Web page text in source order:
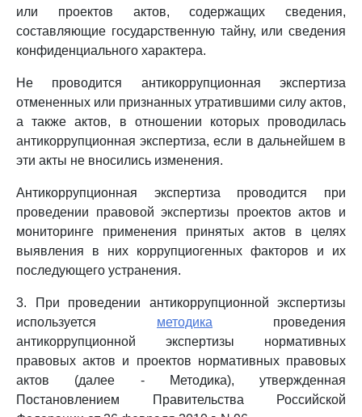
или проектов актов, содержащих сведения,
составляющие государственную тайну, или сведения
конфиденциального характера.
Не проводится антикоррупционная экспертиза
отмененных или признанных утратившими силу актов,
а также актов, в отношении которых проводилась
антикоррупционная экспертиза, если в дальнейшем в
эти акты не вносились изменения.
Антикоррупционная экспертиза проводится при
проведении правовой экспертизы проектов актов и
мониторинге применения принятых актов в целях
выявления в них коррупциогенных факторов и их
последующего устранения.
3. При проведении антикоррупционной экспертизы
используется методика проведения
антикоррупционной экспертизы нормативных
правовых актов и проектов нормативных правовых
актов (далее - Методика), утвержденная
Постановлением Правительства Российской